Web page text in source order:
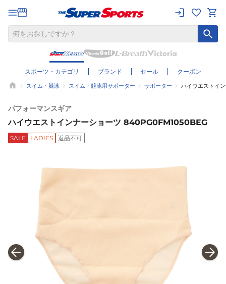
スポーツ・カテゴリ ブランド セール クーポン
スイム・競泳 スイム・競泳用サポーター サポーター ハイウエストイ
パフォーマンスギア
ハイウエストインナーショーツ 840PG0FM1050BEG
SALE LADIES 返品不可